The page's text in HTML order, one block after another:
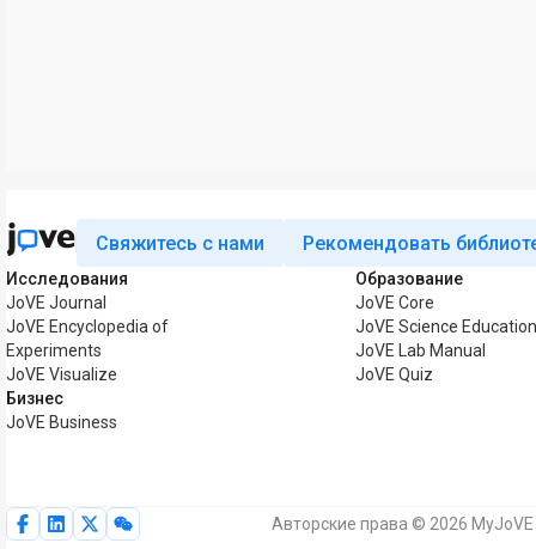
Свяжитесь с нами Рекомендовать
Исследования
JoVE Journal
JoVE Encyclopedia of
Experiments
JoVE Visualize
Бизнес
JoVE Business
Образование
JoVE Core
JoVE Science Education
JoVE Lab Manual
JoVE Quiz
Авторские права © 2026